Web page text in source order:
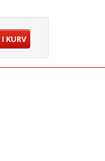
KURV